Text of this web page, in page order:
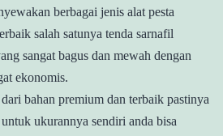
berbagai jenis alat pesta
salah satunya tenda sarnafil
sangat bagus dan mewah dengan
ekonomis.
bahan premium dan terbaik pastinya
ukurannya sendiri anda bisa